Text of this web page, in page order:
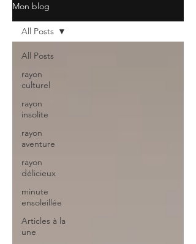
Mon blog
All Posts
rayon
culturel
rayon
insolite
rayon
aventure
rayon
délicieux
minute
ensoleillée
Articles à la
une
All Posts